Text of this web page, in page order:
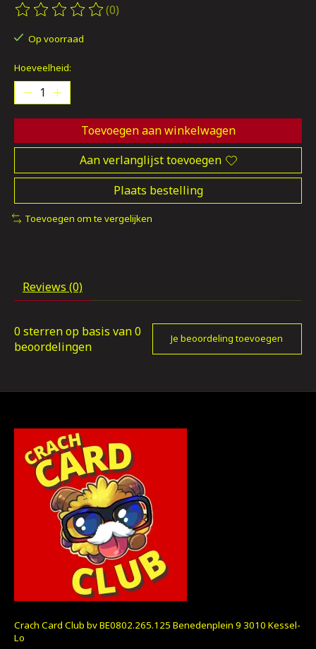
De beoordeling van dit product is
(0)
Op voorraad
Hoeveelheid:
Toevoegen aan winkelwagen
Aan verlanglijst toevoegen
Plaats bestelling
Toevoegen om te vergelijken
Reviews (0)
0 sterren op basis van0
beoordelingen
Je beoordeling toevoegen
Crach Card Club bv BE0802.265.125 Benedenplein 9 3010 Kessel-
Lo